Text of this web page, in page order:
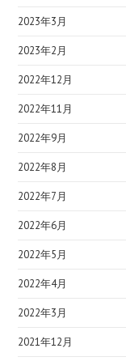
2023年3月
2023年2月
2022年12月
2022年11月
2022年9月
2022年8月
2022年7月
2022年6月
2022年5月
2022年4月
2022年3月
2021年12月